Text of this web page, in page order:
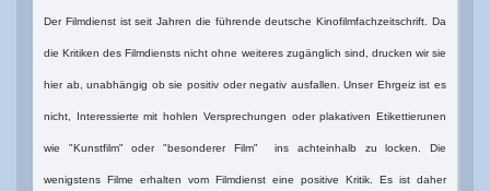
Der Filmdienst ist seit Jahren die führende deutsche Kinofilmfachzeitschrift. Da
die Kritiken des Filmdiensts nicht ohne weiteres zugänglich sind, drucken wir sie
hier ab, unabhängig ob sie positiv oder negativ ausfallen. Unser Ehrgeiz ist es
nicht, Interessierte mit hohlen Versprechungen oder plakativen Etikettierunen
wie "Kunstfilm" oder "besonderer Film" ins achteinhalb zu locken. Die
wenigstens Filme erhalten vom Filmdienst eine positive Kritik. Es ist daher